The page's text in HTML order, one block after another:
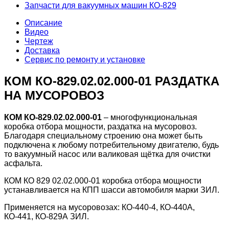
Запчасти для вакуумных машин КО-829
Описание
Видео
Чертеж
Доставка
Сервис по ремонту и установке
КОМ КО-829.02.02.000-01 РАЗДАТКА
НА МУСОРОВОЗ
КОМ КО-829.02.02.000-01 – многофункциональная
коробка отбора мощности, раздатка на мусоровоз.
Благодаря специальному строению она может быть
подключена к любому потребительному двигателю, будь
то вакуумный насос или валиковая щётка для очистки
асфальта.
КОМ КО 829 02.02.000-01 коробка отбора мощности
устанавливается на КПП шасси автомобиля марки ЗИЛ.
Применяется на мусоровозах: КО-440-4, КО-440А,
КО-441, КО-829А ЗИЛ.